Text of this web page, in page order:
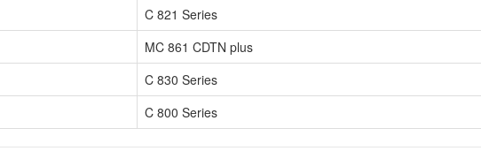
C 821 Series
MC 861 CDTN plus
C 830 Series
C 800 Series